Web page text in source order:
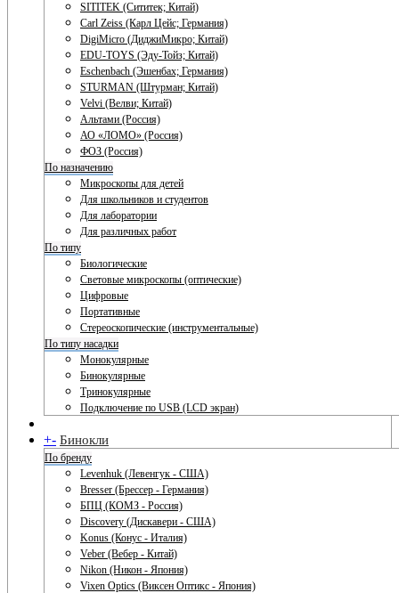
SITITEK (Сититек; Китай)
Carl Zeiss (Карл Цейс; Германия)
DigiMicro (ДиджиМикро; Китай)
EDU-TOYS (Эду-Тойз; Китай)
Eschenbach (Эшенбах; Германия)
STURMAN (Штурман; Китай)
Velvi (Велви; Китай)
Альтами (Россия)
АО «ЛОМО» (Россия)
ФОЗ (Россия)
По назначению
Микроскопы для детей
Для школьников и студентов
Для лаборатории
Для различных работ
По типу
Биологические
Световые микроскопы (оптические)
Цифровые
Портативные
Стереоскопические (инструментальные)
По типу насадки
Монокулярные
Бинокулярные
Тринокулярные
Подключение по USB (LCD экран)
+- Бинокли
По бренду
Levenhuk (Левенгук - США)
Bresser (Брессер - Германия)
БПЦ (КОМЗ - Россия)
Discovery (Дискавери - США)
Konus (Конус - Италия)
Veber (Вебер - Китай)
Nikon (Никон - Япония)
Vixen Optics (Виксен Оптикс - Япония)